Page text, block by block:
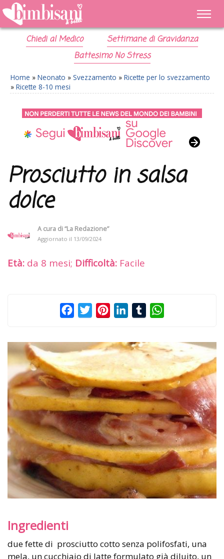
Chiedi al Medico
Settimane di Gravidanza
Battesimo No Stress
Home » Neonato » Svezzamento » Ricette per lo svezzamento
» Ricette 8-10 mesi
Prosciutto in salsa
dolce
A cura di“La Redazione”
Aggiornato il 13/09/2024
Età: da 8 mesi; Difficoltà: Facile
FacebookTwitterPinterestLinkedInTumblr
Ingredienti
due fette di prosciutto cotto senza polifosfati, una
mela, un cucchiaio di latte formulato già diluito, un